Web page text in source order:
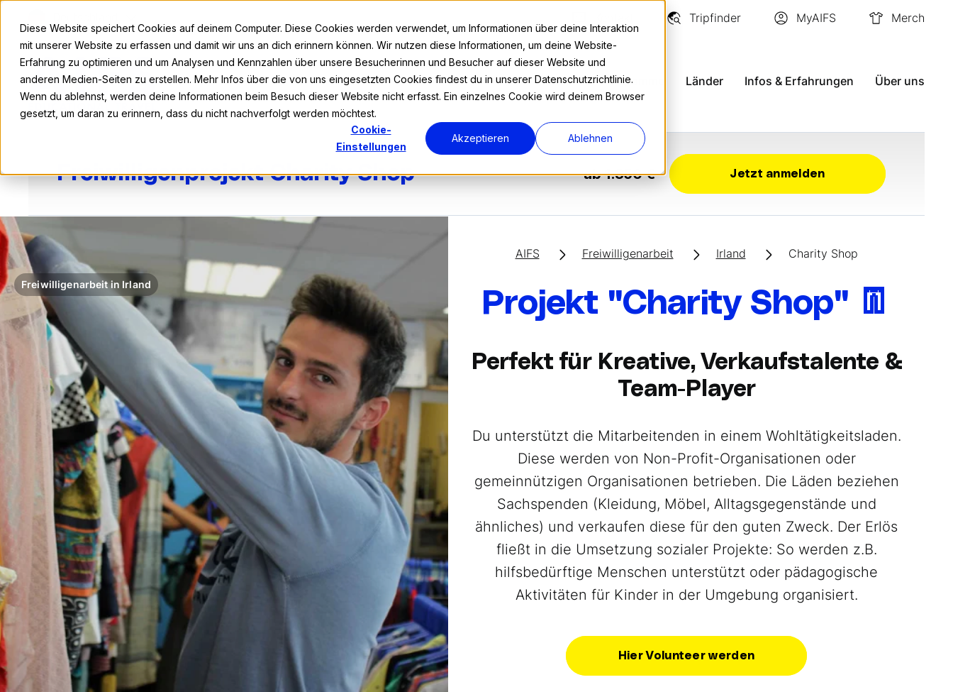
Diese Website speichert Cookies auf deinem Computer. Diese Cookies werden verwendet, um Informationen über deine Interaktion
mit unserer Website zu erfassen und damit wir uns an dich erinnern können. Wir nutzen diese Informationen, um deine Website-
Erfahrung zu optimieren und um Analysen und Kennzahlen über unsere Besucherinnen und Besucher auf dieser Website und
anderen Medien-Seiten zu erstellen. Mehr Infos über die von uns eingesetzten Cookies findest du in unserer Datenschutzrichtlinie.
Wenn du ablehnst, werden deine Informationen beim Besuch dieser Website nicht erfasst. Ein einzelnes Cookie wird deinem Browser
gesetzt, um daran zu erinnern, dass du nicht nachverfolgt werden möchtest.
Cookie-
Einstellungen
Akzeptieren Ablehnen
Tripfinder MyAIFS Merch
Programme Länder Infos & Erfahrungen Über uns
Freiwilligenprojekt Charity Shop ab 1.850 € Jetzt anmelden
Freiwilligenarbeit in Irland
AIFS Freiwilligenarbeit Irland Charity Shop
Projekt "Charity Shop" 👖
Perfekt für Kreative, Verkaufstalente &
Team-Player
Du unterstützt die Mitarbeitenden in einem Wohltätigkeitsladen.
Diese werden von Non-Profit-Organisationen oder
gemeinnützigen Organisationen betrieben. Die Läden beziehen
Sachspenden (Kleidung, Möbel, Alltagsgegenstände und
ähnliches) und verkaufen diese für den guten Zweck. Der Erlös
fließt in die Umsetzung sozialer Projekte: So werden z.B.
hilfsbedürftige Menschen unterstützt oder pädagogische
Aktivitäten für Kinder in der Umgebung organisiert.
Hier Volunteer werden